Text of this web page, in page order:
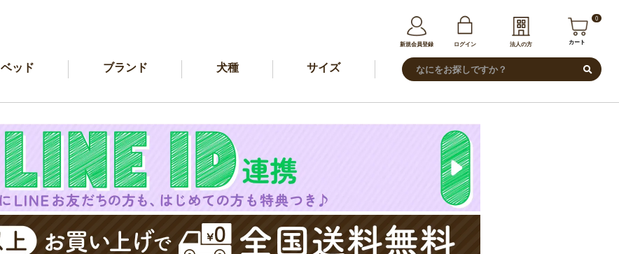
新規会員登録 ログイン 法人の方
0
カート
ベッド ブランド 犬種 サイズ